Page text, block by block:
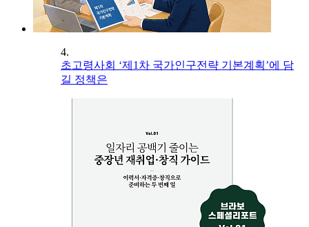
4.
초고령사회 ‘제1차 국가인구전략 기본계획’에 담
길 정책은